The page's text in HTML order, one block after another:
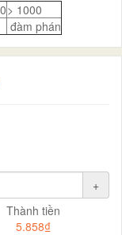
> 1000
đàm phán
+
Thành tiền
5.858₫